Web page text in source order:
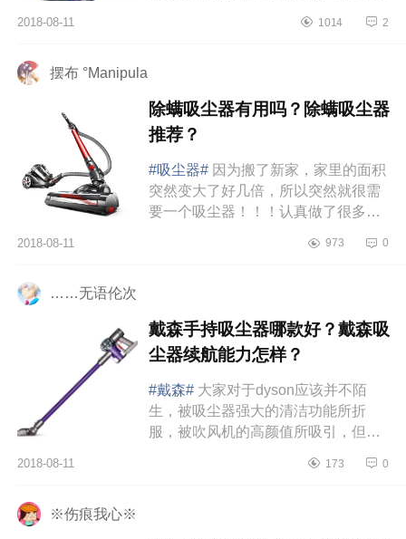
不会发黄~主机很轻，仅有1.5KG左
2018-08-11 1014 2
摆布 °Manipula
除螨吸尘器有用吗？除螨吸尘器
推荐？
#吸尘器# 因为搬了新家，家里的面积
突然变大了好几倍，所以突然就很需
要一个吸尘器！！！认真做了很多功
吸尘器，这是超级适合女生用的吸...
2018-08-11 973 0
……无语伦次
戴森手持吸尘器哪款好？戴森吸
尘器续航能力怎样？
#戴森# 大家对于dyson应该并不陌
生，被吸尘器强大的清洁功能所折
服，被吹风机的高颜值所吸引，但是
多人并不清楚吧……先自我介绍一
2018-08-11 173 0
※伤痕我心※